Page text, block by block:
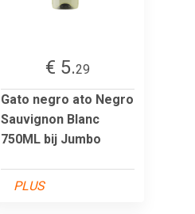
€ 5.29
Gato negro ato Negro
Sauvignon Blanc
750ML bij Jumbo
PLUS